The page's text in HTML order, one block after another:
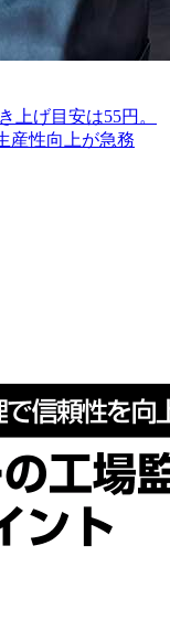
上げ目安は55円。
産性向上が急務